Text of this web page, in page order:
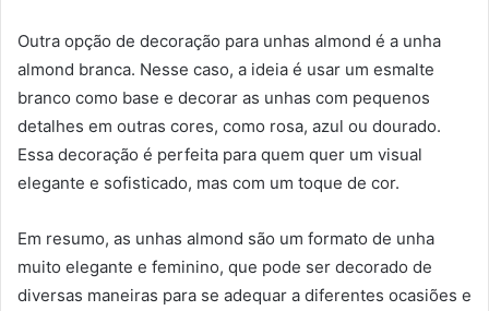
Outra opção de decoração para unhas almond é a unha
almond branca. Nesse caso, a ideia é usar um esmalte
branco como base e decorar as unhas com pequenos
detalhes em outras cores, como rosa, azul ou dourado.
Essa decoração é perfeita para quem quer um visual
elegante e sofisticado, mas com um toque de cor.
Em resumo, as unhas almond são um formato de unha
muito elegante e feminino, que pode ser decorado de
diversas maneiras para se adequar a diferentes ocasiões e